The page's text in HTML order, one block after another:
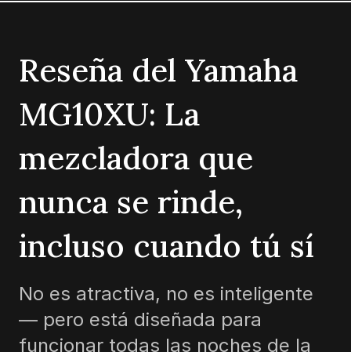
Reseña del Yamaha
MG10XU: La
mezcladora que
nunca se rinde,
incluso cuando tú sí
No es atractiva, no es inteligente
— pero está diseñada para
funcionar todas las noches de la